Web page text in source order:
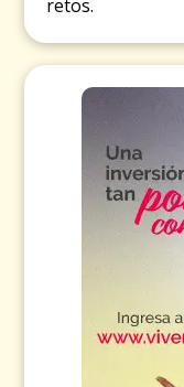
retos.